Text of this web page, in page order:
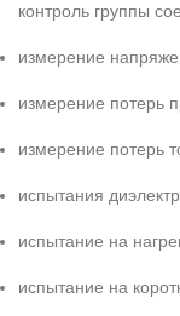
контроль группы
измерение
измерение потерь
измерение потерь
испытания
испытание на
испытание на